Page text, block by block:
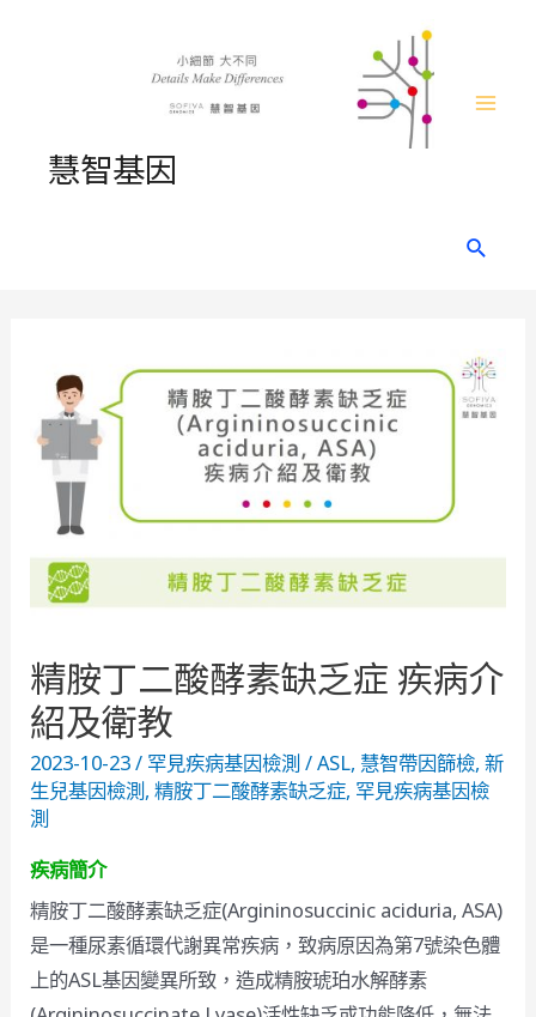
慧智基因
Search
精胺丁二酸酵素缺乏症 疾病介
紹及衛教
2023-10-23/ 罕見疾病基因檢測/ASL, 慧智帶因篩檢,新
生兒基因檢測,精胺丁二酸酵素缺乏症, 罕見疾病基因檢
測
疾病簡介
精胺丁二酸酵素缺乏症(Argininosuccinic aciduria, ASA)
是一種尿素循環代謝異常疾病，致病原因為第7號染色體
上的ASL基因變異所致，造成精胺琥珀水解酵素